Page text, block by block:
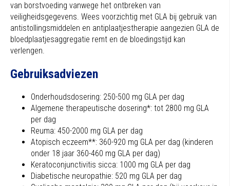
van borstvoeding vanwege het ontbreken van
veiligheidsgegevens. Wees voorzichtig met GLA bij gebruik van
antistollingsmiddelen en antiplaatjestherapie aangezien GLA de
bloedplaatjesaggregatie remt en de bloedingstijd kan
verlengen.
Gebruiksadviezen
Onderhoudsdosering: 250-500 mg GLA per dag
Algemene therapeutische dosering*: tot 2800 mg GLA
per dag
Reuma: 450-2000 mg GLA per dag
Atopisch eczeem**: 360-920 mg GLA per dag (kinderen
onder 18 jaar 360-460 mg GLA per dag)
Keratoconjunctivitis sicca: 1000 mg GLA per dag
Diabetische neuropathie: 520 mg GLA per dag